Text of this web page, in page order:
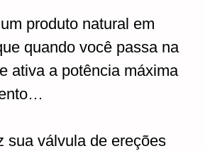
produto natural em
quando você passa na
ativa a potência máxima
sua válvula de ereções